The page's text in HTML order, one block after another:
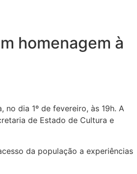
homenagem à
dia 1º de fevereiro, às 19h. A
de Estado de Cultura e
da população a experiências